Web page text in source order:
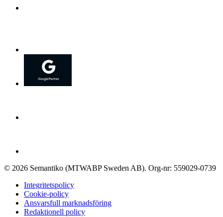
© 2026 Semantiko (MTWABP Sweden AB). Org-nr: 559029-0739
Integritetspolicy
Cookie-policy
Ansvarsfull marknadsföring
Redaktionell policy